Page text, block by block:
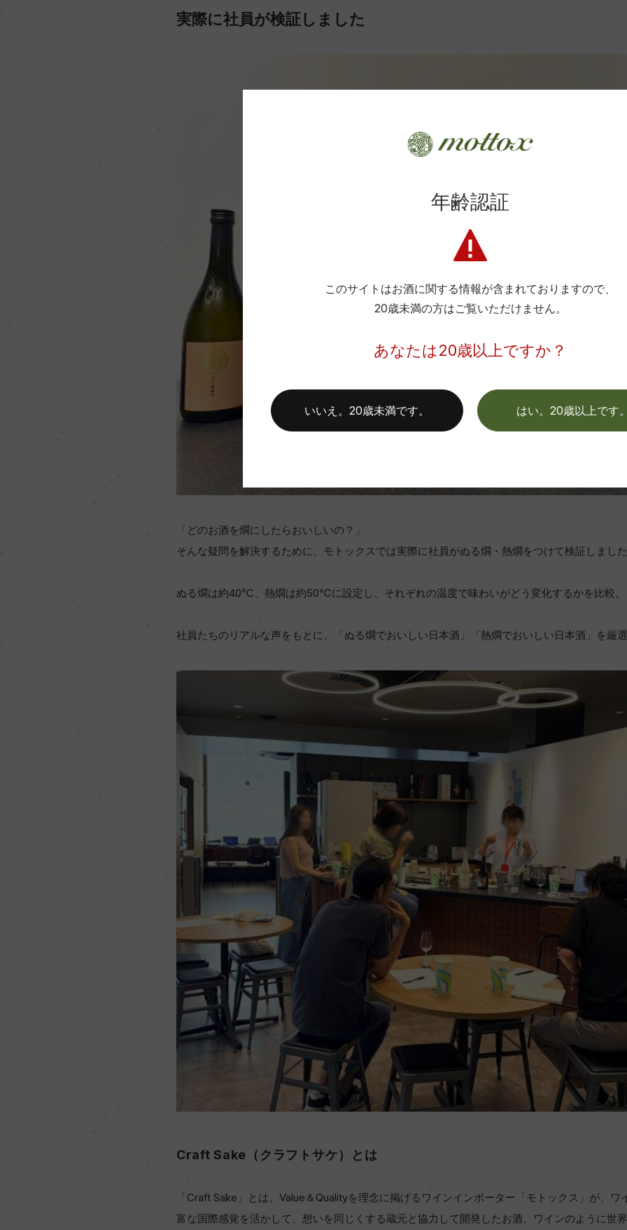
実際に社員が検証しました
「どのお酒を燗にしたらおいしいの？」
そんな疑問を解決するために、モトックスでは実際に社員がぬる燗・熱燗をつけて検証しまし
ぬる燗は約40℃、熱燗は約50℃に設定し、それぞれの温度で味わいがどう変化するかを比較。
社員たちのリアルな声をもとに、「ぬる燗でおいしい日本酒」「熱燗でおいしい日本酒」を厳
Craft Sake（クラフトサケ）とは
「Craft Sake」とは、Value＆Qualityを理念に掲げるワインインポーター「モトックス」が、
富な国際感覚を活かして、想いを同じくする蔵元と協力して開発したお酒。ワインのように世
年齢認証
このサイトはお酒に関する情報が含まれておりますので、
20歳未満の方はご覧いただけません。
あなたは20歳以上ですか？
はい。20歳以上です
いいえ。20歳未満です。